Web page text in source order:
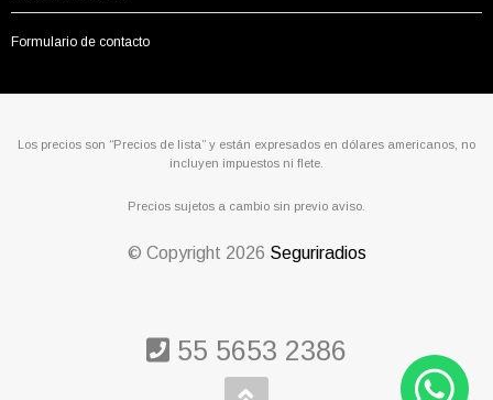
Formulario de contacto
Los precios son “Precios de lista” y están expresados en dólares americanos, no
incluyen impuestos ni flete.
Precios sujetos a cambio sin previo aviso.
© Copyright 2026 Seguriradios
55 5653 2386